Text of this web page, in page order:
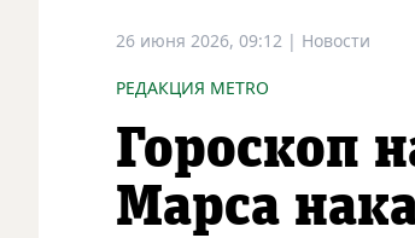
26 июня 2026, 09:12 | Новости
РЕДАКЦИЯ METRO
Гороскоп
Марса